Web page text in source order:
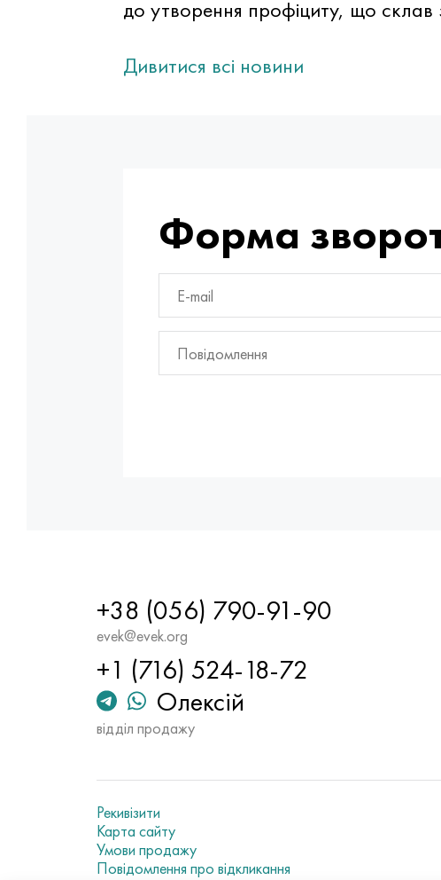
до утворення профіциту, що склав
Дивитися всі новини
Форма
+38 (056) 790-91-90
evek@evek.org
+1 (716) 524-18-72
Олексій
відділ продажу
Рекивізити
Карта сайту
Умови продажу
Повідомлення про відкликання